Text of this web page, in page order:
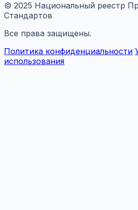
© 2025 Национальный реестр
Стандартов
Все права защищены.
Политика конфиденциальности
использования